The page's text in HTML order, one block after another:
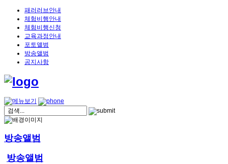
패러러브안내
체험비행안내
체험비행신청
교육과정안내
포토앨범
방송앨범
공지사항
방송앨범
방송앨범